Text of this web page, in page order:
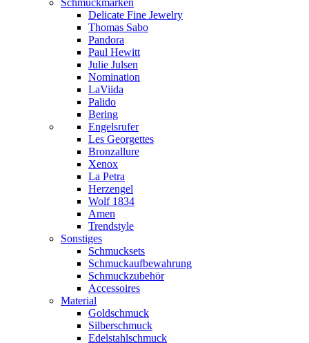
Schmuckmarken
Delicate Fine Jewelry
Thomas Sabo
Pandora
Paul Hewitt
Julie Julsen
Nomination
LaViida
Palido
Bering
Engelsrufer
Les Georgettes
Bronzallure
Xenox
La Petra
Herzengel
Wolf 1834
Amen
Trendstyle
Sonstiges
Schmucksets
Schmuckaufbewahrung
Schmuckzubehör
Accessoires
Material
Goldschmuck
Silberschmuck
Edelstahlschmuck